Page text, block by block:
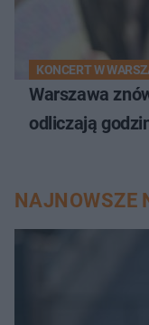
KONCERT W
Warszawa
odliczają
NAJNOWSZE